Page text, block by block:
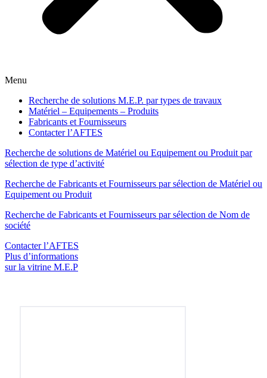
Menu
Recherche de solutions M.E.P. par types de travaux
Matériel – Equipements – Produits
Fabricants et Fournisseurs
Contacter l’AFTES
Recherche de solutions de Matériel ou Equipement ou Produit par
sélection de type d’activité
Recherche de Fabricants et Fournisseurs par sélection de Matériel ou
Equipement ou Produit
Recherche de Fabricants et Fournisseurs par sélection de Nom de
société
Contacter l’AFTES
Plus d’informations
sur la vitrine M.E.P